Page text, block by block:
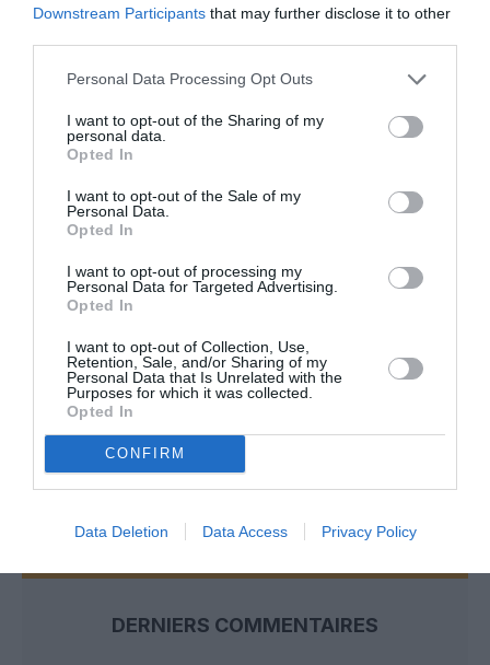
Downstream Participants that may further disclose it to other
Personal Data Processing Opt Outs
I want to opt-out of the Sharing of my
personal data.
Opted In
I want to opt-out of the Sale of my
Personal Data.
Opted In
I want to opt-out of processing my
Personal Data for Targeted Advertising.
Opted In
I want to opt-out of Collection, Use,
Retention, Sale, and/or Sharing of my
Personal Data that Is Unrelated with the
Purposes for which it was collected.
Opted In
CONFIRM
Data Deletion Data Access Privacy Policy
réfléchir mieux que dire des bêtises.
Soutenez Air Journal participez
développement !
DERNIERS COMMENTAIRES